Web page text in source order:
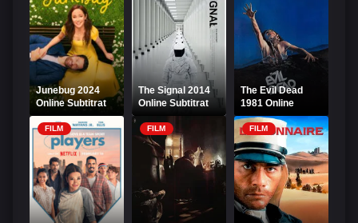
Junebug 2024
Online Subtitrat
The Signal 2014
Online Subtitrat
The Evil Dead
1981 Online
Subtitrat
FILM FILM FILM